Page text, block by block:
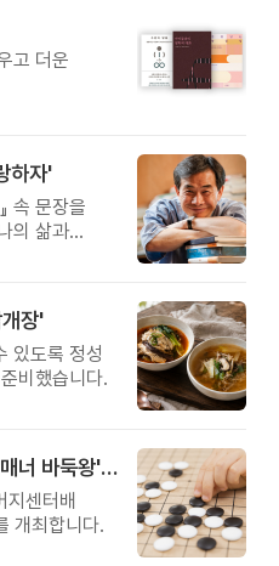
고 더운
하자'
속 문장을
의 삶과
장'
있도록 정성
비했습니다.
제3회 서초구 아버지센터배 '매너 바둑왕' 대회
센터배
개최합니다.